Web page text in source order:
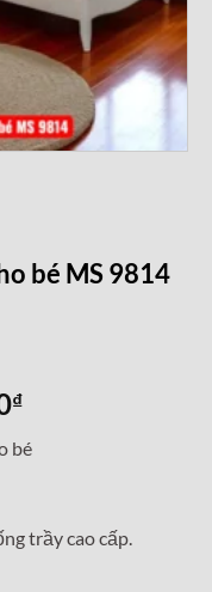
bé MS 9814
₫Giá
tại
bé
trầy cao cấp.